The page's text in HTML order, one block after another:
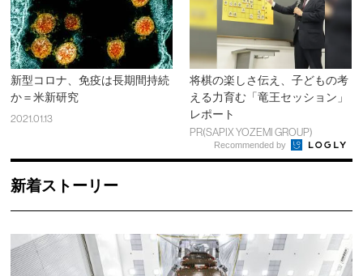
新型コロナ、免疫は長期間持続
か＝米新研究
2021.01.13
将棋の楽しさ伝え、子どもの考
える力育む「竜王セッション」
レポート
PR(SAPIX YOZEMI GROUP)
Recommended by
新着ストーリー